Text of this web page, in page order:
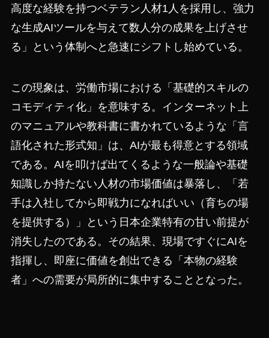
高度な経験を持つベテラン人材1人を採用し、強力
な生成AIツールを与えて数人分の成果を上げさせ
る」という体制へと急速にシフトし始めている。
この現象は、労働市場における「基礎的スキルの
コモディティ化」を意味する。インターネット上
のマニュアルや教科書に書かれているような「言
語化された形式知」は、AIが最も得意とする領域
である。AIを叩けば出てくるような一般論や基礎
知識しか持たない人材の市場価値は暴落し、「若
手は入社してから即戦力になればいい（育ちの場
を提供する）」という日本企業特有の甘い前提が
消失したのである。その結果、現場ですぐにAIを
指揮し、即座に価値を創出できる「本物の経験
者」への需要が局所的に集中することとなった。